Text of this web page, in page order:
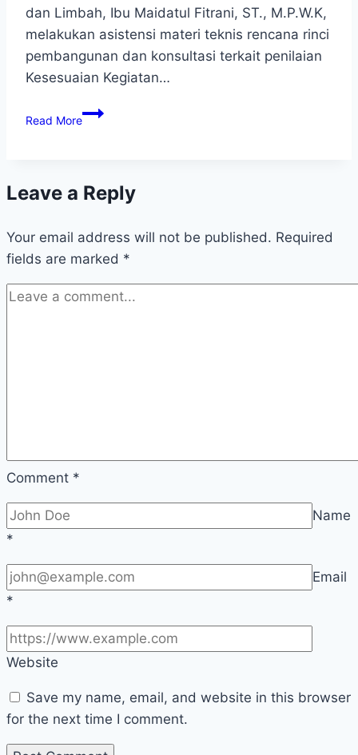
dan Limbah, Ibu Maidatul Fitrani, ST., M.P.W.K,
melakukan asistensi materi teknis rencana rinci
pembangunan dan konsultasi terkait penilaian
Kesesuaian Kegiatan…
Read More
Leave a Reply
Your email address will not be published. Required
fields are marked *
Comment *
Name
*
Email
*
Website
Save my name, email, and website in this browser
for the next time I comment.